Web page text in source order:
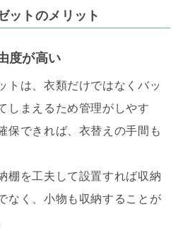
ットのメリット
度が高い
トは、衣類だけではなくバッ
しまえるため管理がしやす
保できれば、衣替えの手間も
棚を工夫して設置すれば収納
なく、小物も収納することが